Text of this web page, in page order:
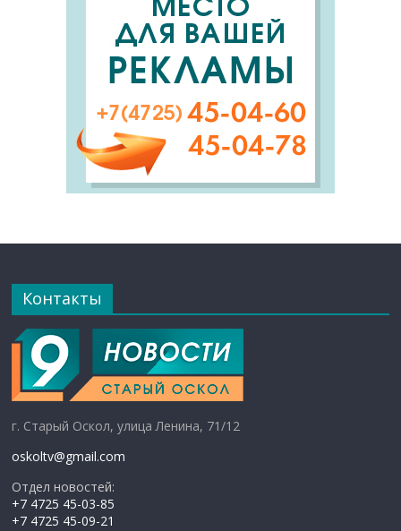
Контакты
г. Старый Оскол, улица Ленина, 71/12
oskoltv@gmail.com
Отдел новостей:
+7 4725 45-03-85
+7 4725 45-09-21